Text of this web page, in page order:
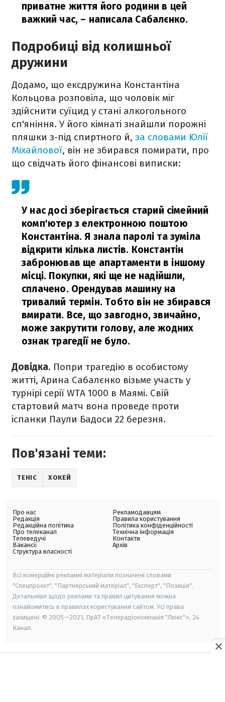
приватне життя його родини в цей
важкий час, – написала Сабалєнко.
Подробиці від колишньої
дружини
Додамо, що ексдружина Константіна
Кольцова розповіла, що чоловік міг
здійснити суїцид у стані алкогольного
сп'яніння. У його кімнаті знайшли порожні
пляшки з-під спиртного й, за словами Юлії
Міхайлової, він не збирався помирати, про
що свідчать його фінансові виписки:
У нас досі зберігається старий сімейний
комп'ютер з електронною поштою
Константіна. Я знала паролі та зуміла
відкрити кілька листів. Константін
забронював ще апартаменти в іншому
місці. Покупки, які ще не надійшли,
сплачено. Орендував машину на
тривалий термін. Тобто він не збирався
вмирати. Все, що завгодно, звичайно,
може закрутити голову, але жодних
ознак трагедії не було.
Довідка. Попри трагедію в особистому
житті, Арина Сабалєнко візьме участь у
турнірі серії WTA 1000 в Маямі. Свій
стартовий матч вона проведе проти
іспанки Паули Бадоси 22 березня.
Пов'язані теми:
ТЕНІС ХОКЕЙ
Про нас
Редакція
Редакційна політика
Про телеканал
Телеведучі
Вакансії
Структура власності
Рекламодавцям
Правила користування
Політика конфіденційності
Технічна інформація
Контакти
Архів
Всі комерційні рекламні матеріали позначені словами
"Спецпроєкт", "Партнерський матеріал", "Експерт", "Позиція".
Детальніше щодо реклами та правил цитування можна
ознайомитись в правилах користування сайтом. Усі права
захищені. © 2005—2021, ПрАТ «Телерадіокомпанія "Люкс"», 24
Канал.